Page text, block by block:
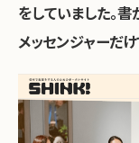
をしていました。
メッセンジャーだ